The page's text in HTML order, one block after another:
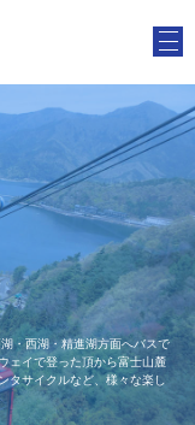
・西湖・精進湖方面へバスで
ェイで登った頂から富士山麓
サイクルなど、様々な楽し